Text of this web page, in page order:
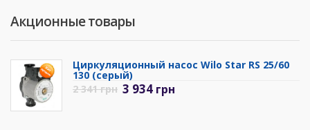
Акционные товары
Циркуляционный насос Wilo Star RS 25/60
130 (серый)
2 341грн 3 934 грн